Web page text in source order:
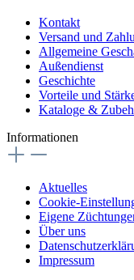
Kontakt
Versand und
Allgemeine
Außendienst
Geschichte
Vorteile und
Kataloge &
Informationen
Aktuelles
Cookie-
Eigene
Über uns
Impressum